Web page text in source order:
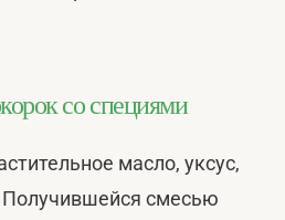
со специями
масло, уксус,
Получившейся смесью